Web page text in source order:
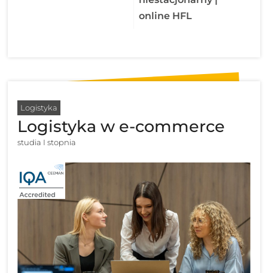
online HFL
Logistyka
Logistyka w e-commerce
studia I stopnia